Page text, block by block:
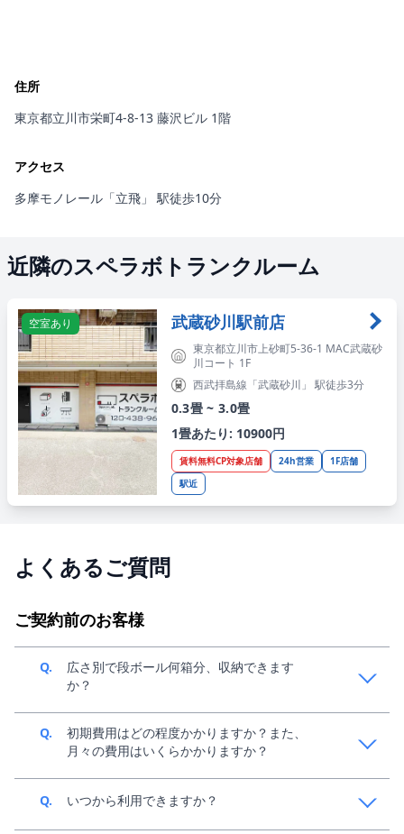
住所
東京都立川市栄町4-8-13 藤沢ビル 1階
アクセス
多摩モノレール「立飛」 駅徒歩10分
近隣のスペラボトランクルーム
空室あり 武蔵砂川駅前店
東京都立川市上砂町5-36-1 MAC武蔵砂
川コート 1F
西武拝島線「武蔵砂川」 駅徒歩3分
0.3畳 ~ 3.0畳
1畳あたり: 10900円
賃料無料CP対象店舗 24h営業
1F店舗
駅近
よくあるご質問
ご契約前のお客様
Q.
広さ別で段ボール何箱分、収納できます
か？
A.
中身によって変動してきますが、目安1畳で140サイズ
段ボール、約36個分収納可能です。収納イメージは、
Q.
初期費用はどの程度かかりますか？また、
月々の費用はいくらかかりますか？
A.
ご利用条件によって異なるため、スペラボ新規窓口
Q. いつから利用できますか？